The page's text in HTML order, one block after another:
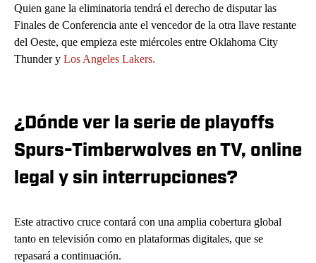
Quien gane la eliminatoria tendrá el derecho de disputar las
Finales de Conferencia ante el vencedor de la otra llave restante
del Oeste, que empieza este miércoles entre Oklahoma City
Thunder y Los Angeles Lakers.
¿Dónde ver la serie de playoffs
Spurs-Timberwolves en TV, online
legal y sin interrupciones?
Este atractivo cruce contará con una amplia cobertura global
tanto en televisión como en plataformas digitales, que se
repasará a continuación.